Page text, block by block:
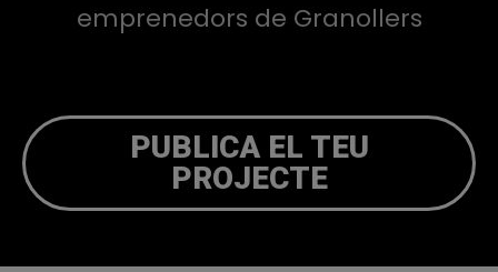
emprenedors de Granollers
PUBLICA EL TEU
PROJECTE